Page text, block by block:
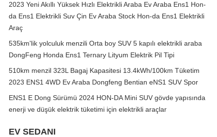
2023 Yeni Akıllı Yüksek Hızlı Elektrikli Araba Ev Araba Ens1 Hon-
da Ens1 Elektrikli Suv Çin Ev Araba Stock Hon-da Ens1 Elektrikli
Araç
535km'lik yolculuk menzili Orta boy SUV 5 kapılı elektrikli araba
DongFeng Honda Ens1 Ternary Lityum Elektrik Pil Tipi
510km menzil 323L Bagaj Kapasitesi 13.4kWh/100km Tüketim
2023 ENS1 4WD Ev Araba Dongfeng Bentian eNS1 SUV Spor
ENS1 E Dong Sürümü 2024 HON-DA Mini SUV gövde yapısında
enerji ve düşük elektrik tüketimi için elektrikli araçlar
EV SEDANI